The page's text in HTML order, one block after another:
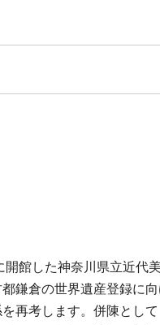
館した神奈川県立近
鎌倉の世界遺産登録に
再考します。併陳とし